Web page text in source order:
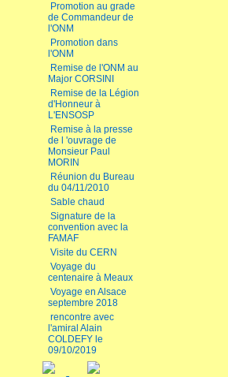
Promotion au grade
de Commandeur de
l'ONM
Promotion dans
l'ONM
Remise de l'ONM au
Major CORSINI
Remise de la Légion
d'Honneur à
L'ENSOSP
Remise à la presse
de l 'ouvrage de
Monsieur Paul
MORIN
Réunion du Bureau
du 04/11/2010
Sable chaud
Signature de la
convention avec la
FAMAF
Visite du CERN
Voyage du
centenaire à Meaux
Voyage en Alsace
septembre 2018
rencontre avec
l'amiral Alain
COLDEFY le
09/10/2019